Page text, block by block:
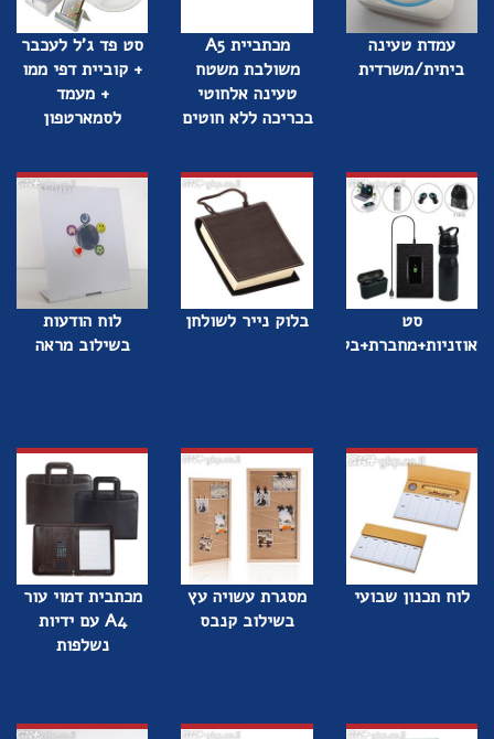
עמדת טעינה
ביתית/משרדית
מכתביית A5
משולבת משטח
טעינה אלחוטי
בכריכה ללא חוטים
סט פד ג'ל לעכבר
+ קוביית דפי ממו
+ מעמד
לסמארטפון
סט
אוזניות+מחברת+בקבוק
בלוק נייר לשולחן
לוח הודעות
בשילוב מראה
לוח תכנון שבועי
מסגרת עשויה עץ
בשילוב קנבס
מכתבית דמוי עור
A4 עם ידיות
נשלפות